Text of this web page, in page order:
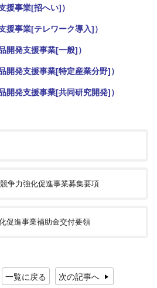
援事業[招へい]）
援事業[テレワーク導入]）
開発支援事業[一般]）
開発支援事業[特定産業分野]）
開発支援事業[共同研究開発]）
争力強化促進事業募集要項
促進事業補助金交付要領
一覧に戻る 次の記事へ